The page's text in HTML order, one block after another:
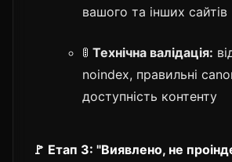
вашого та інших сайтів
🚦 Технічна валідація:
noindex, правильні
доступність контенту
🚩 Етап 3: "Виявлено, не